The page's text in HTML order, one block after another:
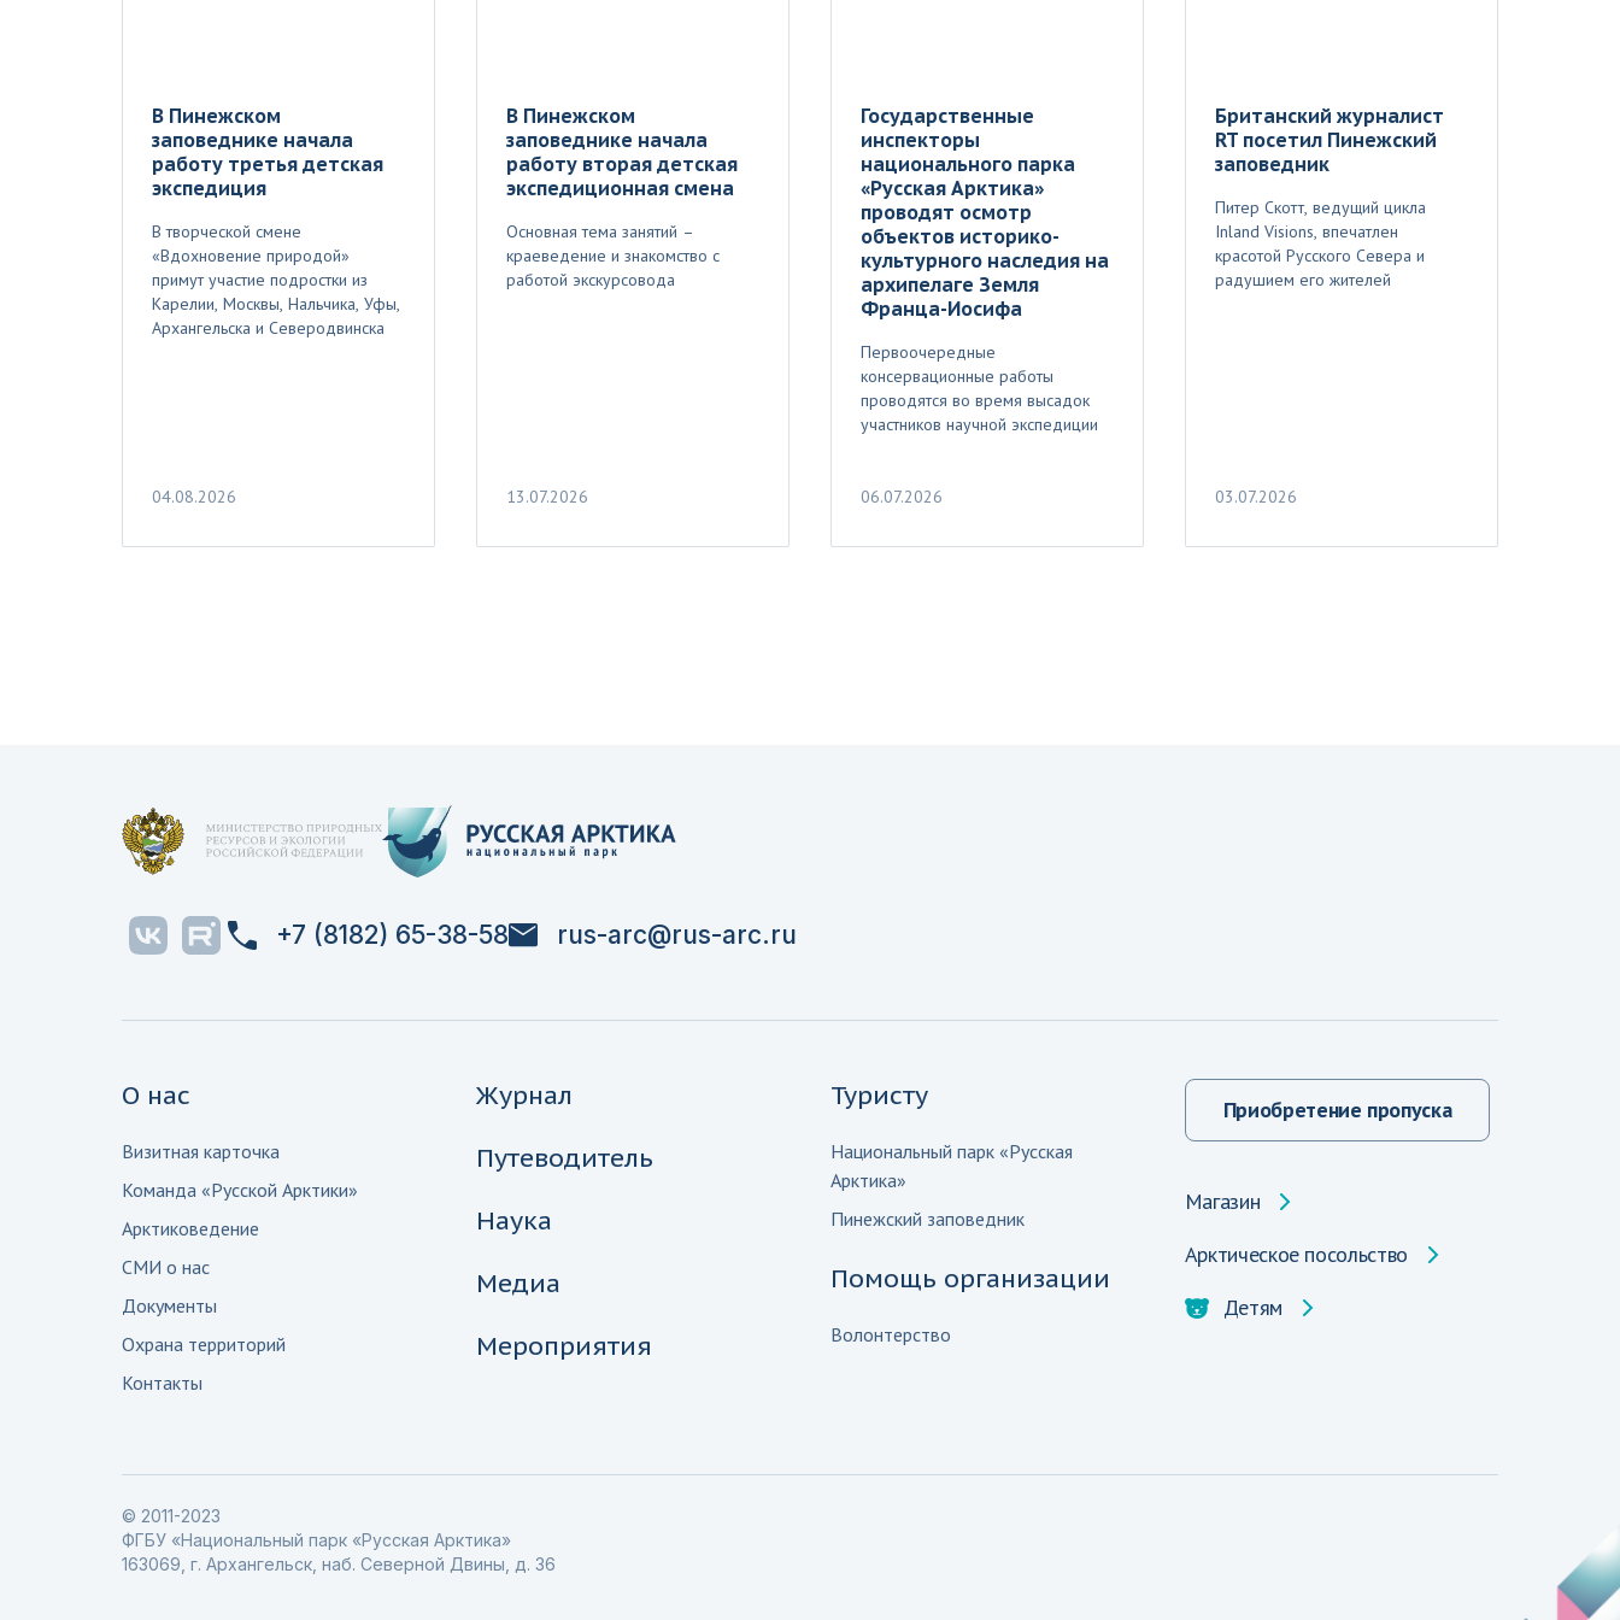
В Пинежском
заповеднике начала
работу третья детская
экспедиция
В творческой смене
«Вдохновение природой»
примут участие подростки из
Карелии, Москвы, Нальчика, Уфы,
Архангельска и Северодвинска
04.08.2026
В Пинежском
заповеднике начала
работу вторая детская
экспедиционная смена
Основная тема занятий –
краеведение и знакомство с
работой экскурсовода
13.07.2026
Государственные
инспекторы
национального парка
«Русская Арктика»
проводят осмотр
объектов историко-
культурного наследия на
архипелаге Земля
Франца-Иосифа
Первоочередные
консервационные работы
проводятся во время высадок
участников научной экспедиции
06.07.2026
Британский журналист
RT посетил Пинежский
заповедник
Питер Скотт, ведущий цикла
Inland Visions, впечатлен
красотой Русского Севера и
радушием его жителей
03.07.2026
+7 (8182) 65-38-58 rus-arc@rus-arc.ru
О нас
Визитная карточка
Команда «Русской Арктики»
Арктиковедение
СМИ о нас
Документы
Охрана территорий
Контакты
Журнал
Путеводитель
Наука
Медиа
Мероприятия
Туристу
Национальный парк «Русская
Арктика»
Пинежский заповедник
Помощь организации
Волонтерство
Приобретение пропуска
Магазин
Арктическое посольство
Детям
© 2011-2023
ФГБУ «Национальный парк «Русская Арктика»
163069, г. Архангельск, наб. Северной Двины, д. 36